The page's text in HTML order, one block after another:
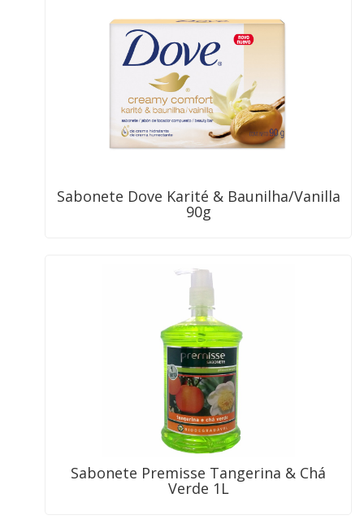
Sabonete Dove Karité & Baunilha/Vanilla
90g
Sabonete Premisse Tangerina & Chá
Verde 1L